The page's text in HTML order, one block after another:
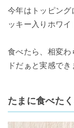
今年はトッピング
ッキー入りホワイ
食べたら、相変わ
ドだぁと実感で
たまに食べた